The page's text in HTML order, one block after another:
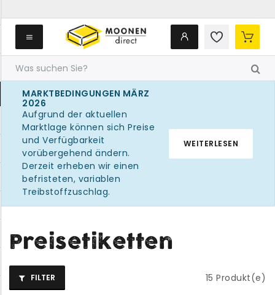
MARKTBEDINGUNGEN MÄRZ
2026
Aufgrund der aktuellen
Marktlage können sich Preise
und Verfügbarkeit
vorübergehend ändern.
Derzeit erheben wir einen
befristeten, variablen
Treibstoffzuschlag.
WEITERLESEN
Preisetiketten
FILTER 15 Produkt(e)